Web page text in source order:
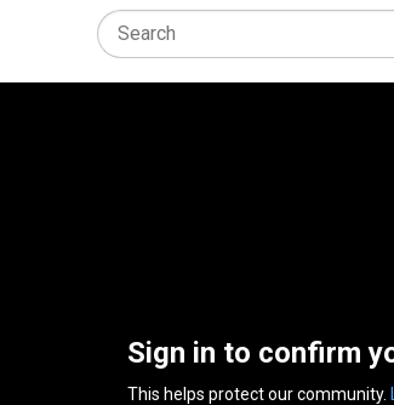
Sign in to confirm
This helps protect our community.